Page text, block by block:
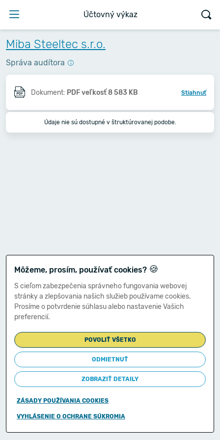
Účtovný výkaz
Miba Steeltec s.r.o.
Správa audítora
Dokument: PDF veľkosť 8 583 KB Stiahnuť
Údaje nie sú dostupné v štruktúrovanej podobe.
Môžeme, prosím, používať cookies? 🍪
S cieľom zabezpečenia správneho fungovania webovej
stránky a zlepšovania našich služieb používame cookies.
Prosíme o potvrdenie súhlasu alebo nastavenie Vašich
preferencií.
POVOLIŤ VŠETKO
ODMIETNUŤ
ZOBRAZIŤ DETAILY
ZÁSADY POUŽÍVANIA COOKIES
VYHLÁSENIE O OCHRANE SÚKROMIA
Copyright © 2011-2026